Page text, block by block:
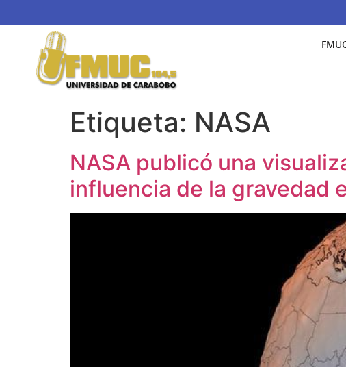
Etiqueta: NASA
NASA publicó una
influencia de la gravedad